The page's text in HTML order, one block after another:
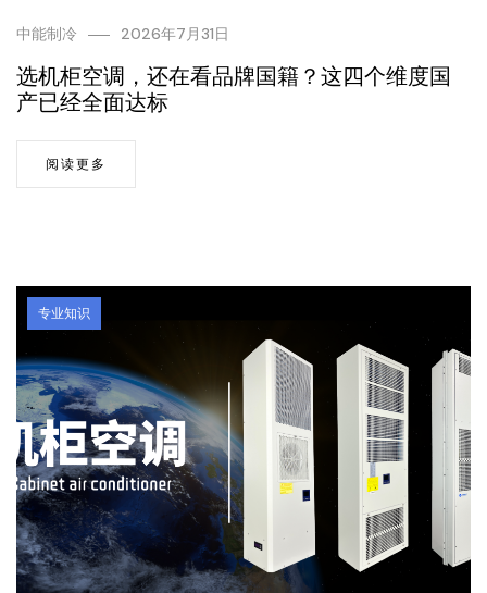
中能制冷 2026年7月31日
选机柜空调，还在看品牌国籍？这四个维度国
产已经全面达标
阅读更多
专业知识